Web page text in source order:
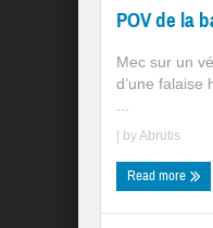
POV de la
Mec sur un
d’une falaise
| byAbrutis
Read more